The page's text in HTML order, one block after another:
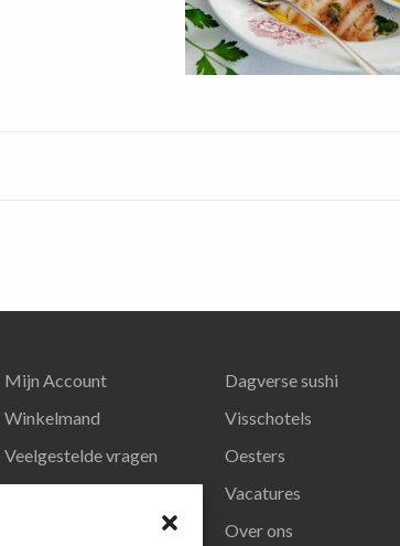
Mijn Account
Winkelmand
Veelgestelde vragen
Dagverse sushi
Visschotels
Oesters
Vacatures
Over ons